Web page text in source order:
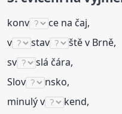
konv
ce na čaj,
v
stav
ště v Brně,
sv
slá čára,
Slov
nsko,
minulý v
kend,